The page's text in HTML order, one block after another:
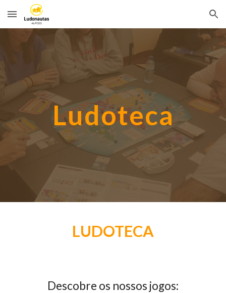
Skip to main content Skip to navigation
Ludoteca
LUDOTECA
Descobre os nossos jogos: